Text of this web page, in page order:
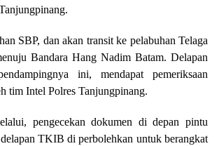
SBP, dan akan transit ke pelabuhan Telaga
Bandara Hang Nadim Batam. Delapan
ini, mendapat pemeriksaan
tim Intel Polres Tanjungpinang.
pengecekan dokumen di depan pintu
TKIB di perbolehkan untuk berangkat